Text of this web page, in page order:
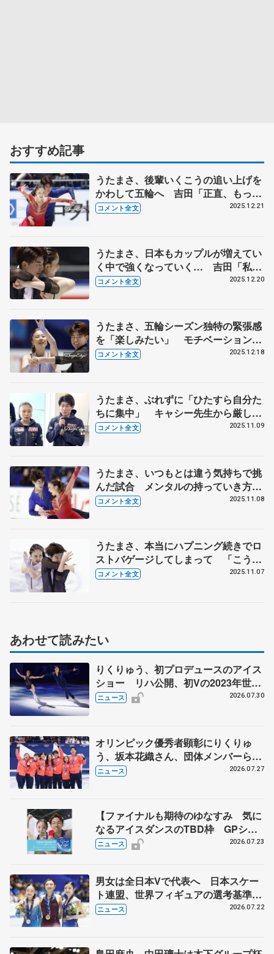
おすすめ記事
うたまさ、後輩いくこうの追い上げを
かわして五輪へ 吉田「正直、もっと
点差をつけて勝ちたかった」【全日本
コメント全文 2025.12.21
うたまさ、日本もカップルが増えてい
く中で強くなっていく… 吉田「私た
ちは、その中でもトップを走っていっ
コメント全文 2025.12.20
うたまさ、五輪シーズン独特の緊張感
を「楽しみたい」 モチベーション
「ゼロ」で吉田唄菜がかけた言葉【全
コメント全文 2025.12.18
うたまさ、ぶれずに「ひたすら自分た
ちに集中」 キャシー先生から厳しく
指摘されたこととは【GP第4戦NHK杯
コメント全文 2025.11.09
うたまさ、いつもとは違う気持ちで挑
んだ試合 メンタルの持っていき方を
再確認したい【GP第4戦NHK杯フリー
コメント全文 2025.11.08
うたまさ、本当にハプニング続きでロ
ストバゲージしてしまって 「こうい
った状況でも自分たちの力を…」
コメント全文 2025.11.07
あわせて読みたい
りくりゅう、初プロデュースのアイス
ショー リハ公開、初Vの2023年世界
選手権のSP披露 ハゼボロ、チョク
ニュース 2026.07.30
オリンピック優秀者顕彰にりくりゅ
う、坂本花織さん、団体メンバーら
8月7日に文科省が表彰式、ブルーノ・
ニュース 2026.07.27
【ファイナルも期待のゆなすみ 気に
なるアイスダンスのTBD枠 GPシリ
ーズ展望③ペア・アイスダンス編】
ニュース 2026.07.23
男女は全日本Vで代表へ 日本スケー
ト連盟、世界フィギュアの選考基準を
承認
ニュース 2026.07.22